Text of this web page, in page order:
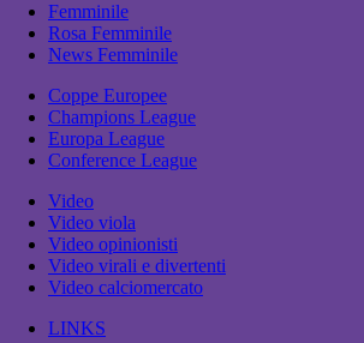
Femminile
Rosa Femminile
News Femminile
Coppe Europee
Champions League
Europa League
Conference League
Video
Video viola
Video opinionisti
Video virali e divertenti
Video calciomercato
LINKS